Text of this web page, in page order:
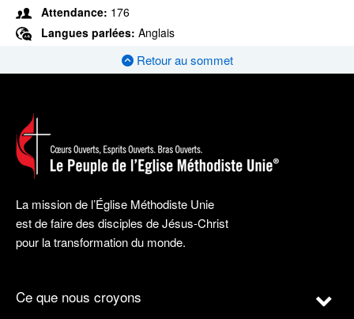
Attendance: 176
Langues parlées: Anglais
Retour au sommet
La mission de l’Église Méthodiste Unie
est de faire des disciples de Jésus-Christ
pour la transformation du monde.
Ce que nous croyons